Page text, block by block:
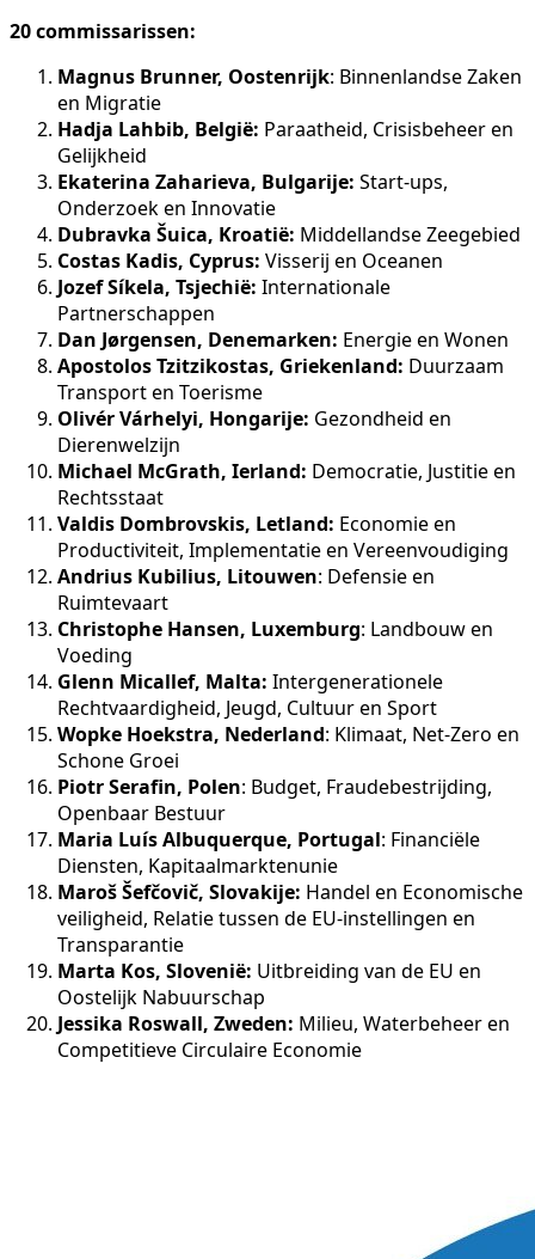
20 commissarissen:
Magnus Brunner, Oostenrijk: Binnenlandse Zaken
en Migratie
Hadja Lahbib, België: Paraatheid, Crisisbeheer en
Gelijkheid
Ekaterina Zaharieva, Bulgarije: Start-ups,
Onderzoek en Innovatie
Dubravka Šuica, Kroatië: Middellandse Zeegebied
Costas Kadis, Cyprus: Visserij en Oceanen
Jozef Síkela, Tsjechië: Internationale
Partnerschappen
Dan Jørgensen, Denemarken: Energie en Wonen
Apostolos Tzitzikostas, Griekenland: Duurzaam
Transport en Toerisme
Olivér Várhelyi, Hongarije: Gezondheid en
Dierenwelzijn
Michael McGrath, Ierland: Democratie, Justitie en
Rechtsstaat
Valdis Dombrovskis, Letland: Economie en
Productiviteit, Implementatie en Vereenvoudiging
Andrius Kubilius, Litouwen: Defensie en
Ruimtevaart
Christophe Hansen, Luxemburg: Landbouw en
Voeding
Glenn Micallef, Malta: Intergenerationele
Rechtvaardigheid, Jeugd, Cultuur en Sport
Wopke Hoekstra, Nederland: Klimaat, Net-Zero en
Schone Groei
Piotr Serafin, Polen: Budget, Fraudebestrijding,
Openbaar Bestuur
Maria Luís Albuquerque, Portugal: Financiële
Diensten, Kapitaalmarktenunie
Maroš Šefčovič, Slovakije: Handel en Economische
veiligheid, Relatie tussen de EU-instellingen en
Transparantie
Marta Kos, Slovenië: Uitbreiding van de EU en
Oostelijk Nabuurschap
Jessika Roswall, Zweden: Milieu, Waterbeheer en
Competitieve Circulaire Economie